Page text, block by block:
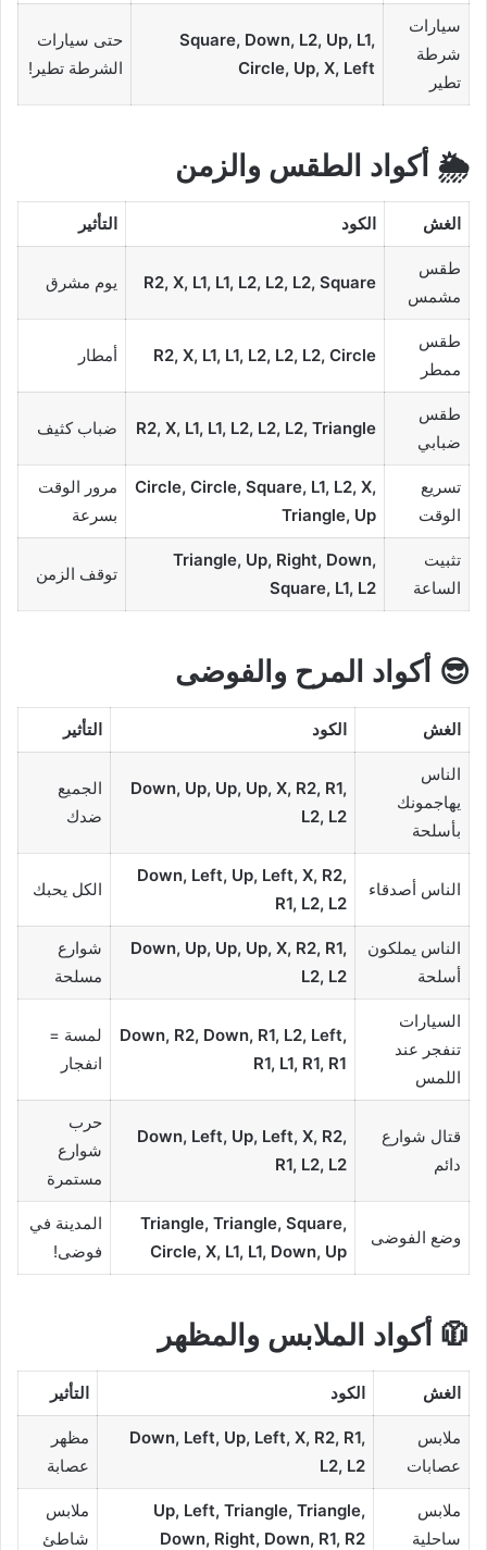
سيارات
شرطة
تطير
Square, Down, L2, Up, L1,
Circle, Up, X, Left
حتى سيارات
الشرطة تطير!
🌦️ أكواد الطقس والزمن
الغش الكود التأثير
طقس
مشمس
R2, X, L1, L1, L2, L2, L2, Square يوم مشرق
طقس
ممطر
R2, X, L1, L1, L2, L2, L2, Circle أمطار
طقس
ضبابي
R2, X, L1, L1, L2, L2, L2, Triangle ضباب كثيف
تسريع
الوقت
Circle, Circle, Square, L1, L2, X,
Triangle, Up
مرور الوقت
بسرعة
تثبيت
الساعة
Triangle, Up, Right, Down,
Square, L1, L2
توقف الزمن
😎 أكواد المرح والفوضى
الغش الكود التأثير
الناس
يهاجمونك
بأسلحة
Down, Up, Up, Up, X, R2, R1,
L2, L2
الجميع
ضدك
الناس أصدقاء
Down, Left, Up, Left, X, R2,
R1, L2, L2
الكل يحبك
الناس يملكون
أسلحة
Down, Up, Up, Up, X, R2, R1,
L2, L2
شوارع
مسلحة
السيارات
تنفجر عند
اللمس
Down, R2, Down, R1, L2, Left,
R1, L1, R1, R1
لمسة =
انفجار
قتال شوارع
دائم
Down, Left, Up, Left, X, R2,
R1, L2, L2
حرب
شوارع
مستمرة
وضع الفوضى
Triangle, Triangle, Square,
Circle, X, L1, L1, Down, Up
المدينة في
فوضى!
🧥 أكواد الملابس والمظهر
الغش الكود التأثير
ملابس
عصابات
Down, Left, Up, Left, X, R2, R1,
L2, L2
مظهر
عصابة
ملابس
ساحلية
Up, Left, Triangle, Triangle,
Down, Right, Down, R1, R2
ملابس
شاطئ